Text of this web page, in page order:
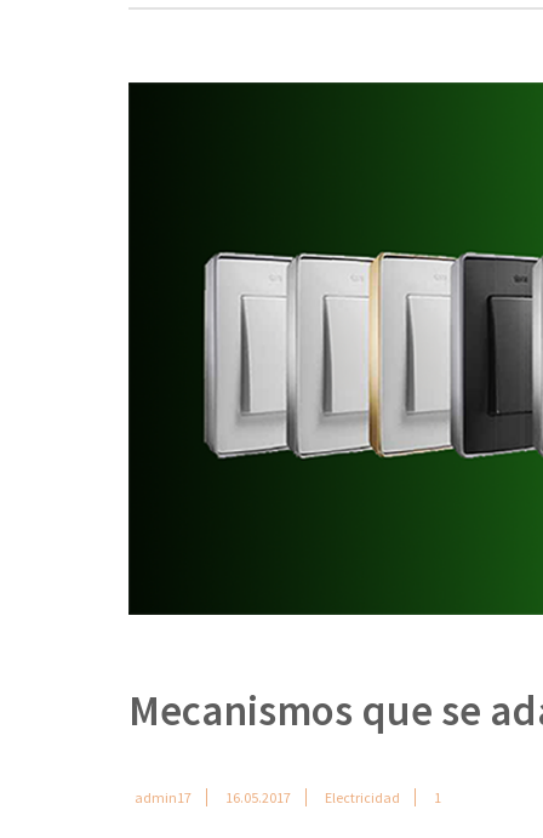
Mecanismos que se
admin17 16.05.2017 Electricidad 1